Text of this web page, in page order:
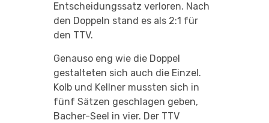
Entscheidungssatz verloren. Nach
den Doppeln stand es als 2:1 für
den TTV.
Genauso eng wie die Doppel
gestalteten sich auch die Einzel.
Kolb und Kellner mussten sich in
fünf Sätzen geschlagen geben,
Bacher-Seel in vier. Der TTV